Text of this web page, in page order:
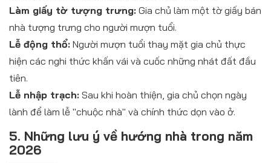
Làm giấy tờ tượng trưng: Gia chủ làm một tờ giấy bán
nhà tượng trưng cho người mượn tuổi.
Lễ động thổ: Người mượn tuổi thay mặt gia chủ thực
hiện các nghi thức khấn vái và cuốc những nhát đất đầu
tiên.
Lễ nhập trạch: Sau khi hoàn thiện, gia chủ chọn ngày
lành để làm lễ "chuộc nhà" và chính thức dọn vào ở.
5. Những lưu ý về hướng nhà trong năm
2026